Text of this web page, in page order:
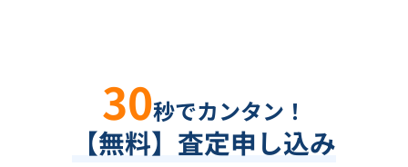
30秒でカンタン！
【無料】査定申し込み